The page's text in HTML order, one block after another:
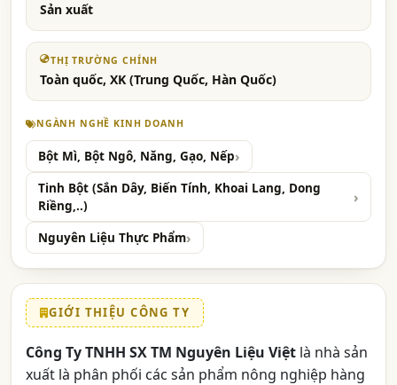
Sản xuất
THỊ TRƯỜNG CHÍNH
Toàn quốc, XK (Trung Quốc, Hàn Quốc)
NGÀNH NGHỀ KINH DOANH
Bột Mì, Bột Ngô, Năng, Gạo, Nếp
Tinh Bột (Sắn Dây, Biến Tính, Khoai Lang, Dong
Riềng,..)
Nguyên Liệu Thực Phẩm
GIỚI THIỆU CÔNG TY
Công Ty TNHH SX TM Nguyên Liệu Việt là nhà sản
xuất là phân phối các sản phẩm nông nghiệp hàng